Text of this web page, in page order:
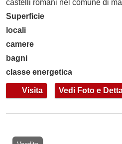
castelli romani nel comune di
Superficie
locali
camere
bagni
classe energetica
Visita Vedi Foto e